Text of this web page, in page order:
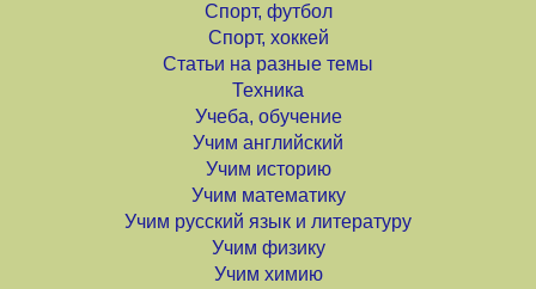
Спорт, футбол
Спорт, хоккей
Статьи на разные темы
Техника
Учеба, обучение
Учим английский
Учим историю
Учим математику
Учим русский язык и литературу
Учим физику
Учим химию